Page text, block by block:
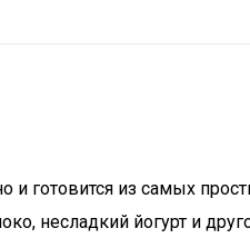
готовится из самых
несладкий йогурт и